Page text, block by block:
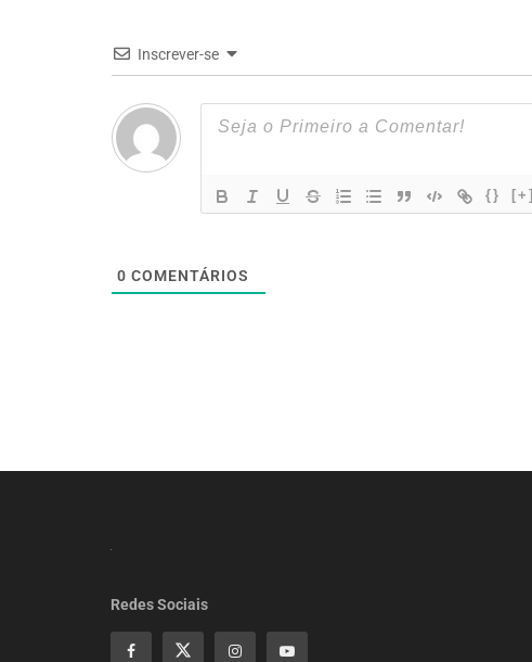
Inscrever-se
{} [+]
0 COMENTÁRIOS
Redes Sociais